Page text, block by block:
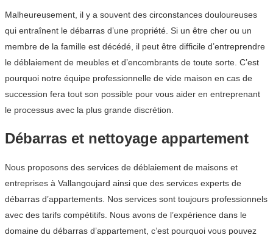
Malheureusement, il y a souvent des circonstances douloureuses
qui entraînent le débarras d’une propriété. Si un être cher ou un
membre de la famille est décédé, il peut être difficile d’entreprendre
le déblaiement de meubles et d’encombrants de toute sorte. C’est
pourquoi notre équipe professionnelle de vide maison en cas de
succession fera tout son possible pour vous aider en entreprenant
le processus avec la plus grande discrétion.
Débarras et nettoyage appartement
Nous proposons des services de déblaiement de maisons et
entreprises à Vallangoujard ainsi que des services experts de
débarras d’appartements. Nos services sont toujours professionnels
avec des tarifs compétitifs. Nous avons de l’expérience dans le
domaine du débarras d’appartement, c’est pourquoi vous pouvez